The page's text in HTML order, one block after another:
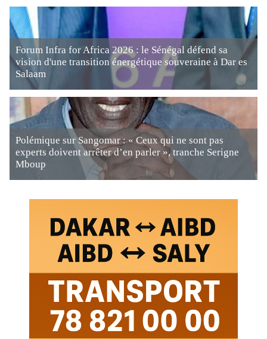
Forum Infra for Africa 2026 : le Sénégal défend sa
vision d'une transition énergétique souveraine à Dar es
Salaam
Polémique sur Sangomar : « Ceux qui ne sont pas
experts doivent arrêter d’en parler », tranche Serigne
Mboup